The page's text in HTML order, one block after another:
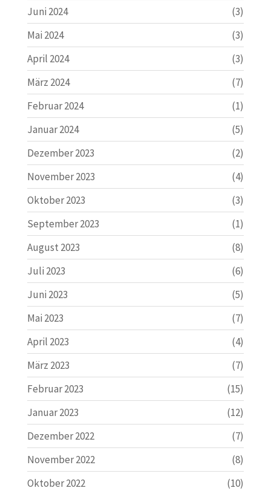
Juni 2024
(3)
Mai 2024
(3)
April 2024
(3)
März 2024
(7)
Februar 2024
(1)
Januar 2024
(5)
Dezember 2023
(2)
November 2023
(4)
Oktober 2023
(3)
September 2023
(1)
August 2023
(8)
Juli 2023
(6)
Juni 2023
(5)
Mai 2023
(7)
April 2023
(4)
März 2023
(7)
Februar 2023
(15)
Januar 2023
(12)
Dezember 2022
(7)
November 2022
(8)
Oktober 2022
(10)